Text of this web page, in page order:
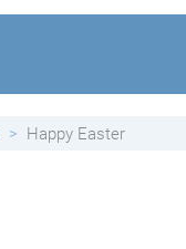
Happy Easter